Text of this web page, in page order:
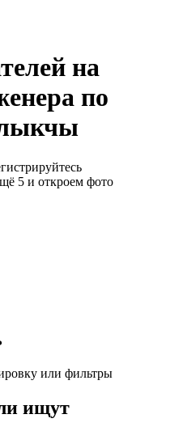
на
по
5 и откроем фото
или фильтры
ищут